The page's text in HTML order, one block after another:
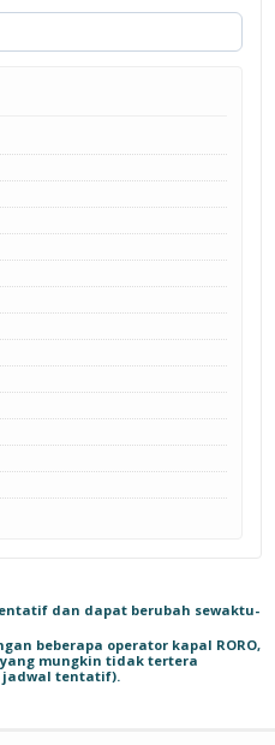
dan dapat berubah sewaktu-
beberapa operator kapal RORO,
mungkin tidak tertera
tentatif).